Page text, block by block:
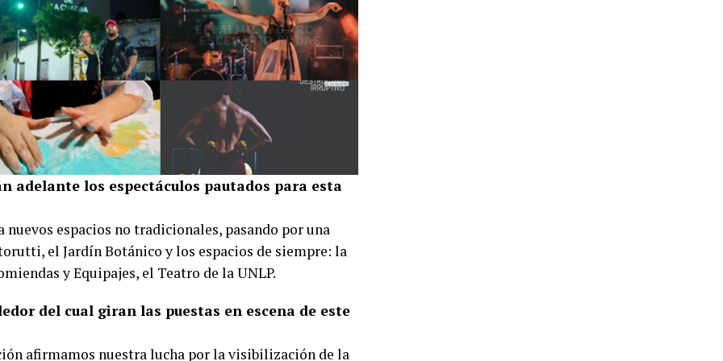
adelante los espectáculos pautados para esta
espacios no tradicionales, pasando por una
el Jardín Botánico y los espacios de siempre: la
y Equipajes, el Teatro de la UNLP.
del cual giran las puestas en escena de este
afirmamos nuestra lucha por la visibilización de la